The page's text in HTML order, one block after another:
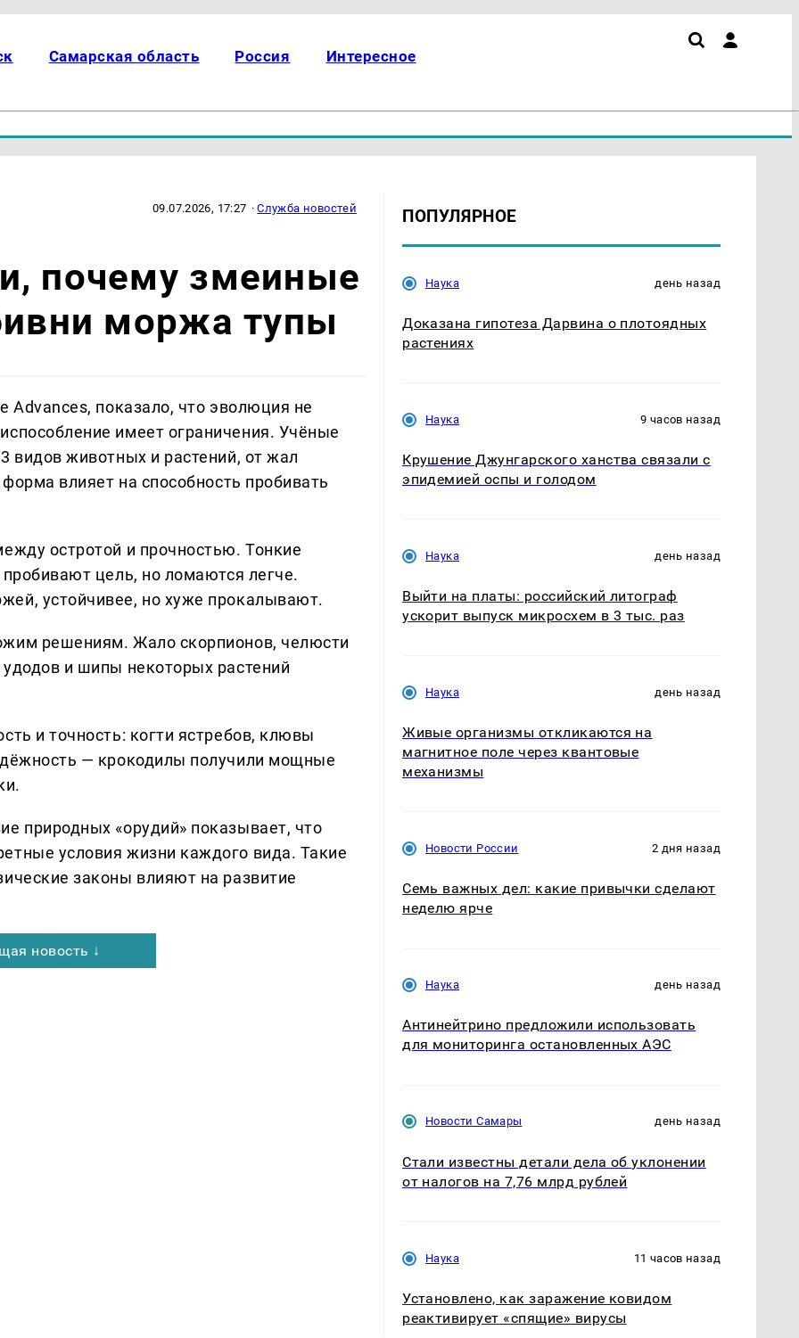
Самарская область Россия Интересное
09.07.2026, 17:27 ·Служба новостей
почему змеиные
моржа тупы
Advances, показало, что эволюция не
имеет ограничения. Учёные
видов животных и растений, от жал
влияет на способность пробивать
остротой и прочностью. Тонкие
цель, но ломаются легче.
устойчивее, но хуже прокалывают.
решениям. Жало скорпионов, челюсти
и шипы некоторых растений
и точность: когти ястребов, клювы
— крокодилы получили мощные
природных «орудий» показывает, что
условия жизни каждого вида. Такие
законы влияют на развитие
новость ↓
ПОПУЛЯРНОЕ
Наука день назад
Доказана гипотеза Дарвина о плотоядных
растениях
Наука 9 часов назад
Крушение Джунгарского ханства связали с
эпидемией оспы и голодом
Наука день назад
Выйти на платы: российский литограф
ускорит выпуск микросхем в 3 тыс. раз
Наука день назад
Живые организмы откликаются на
магнитное поле через квантовые
механизмы
Новости России 2 дня назад
Семь важных дел: какие привычки сделают
неделю ярче
Наука день назад
Антинейтрино предложили использовать
для мониторинга остановленных АЭС
Новости Самары день назад
Стали известны детали дела об уклонении
от налогов на 7,76 млрд рублей
Наука 11 часов назад
Установлено, как заражение ковидом
реактивирует «спящие» вирусы